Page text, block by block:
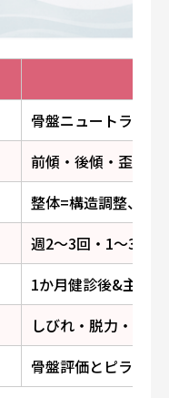
骨盤ニュートラル
前傾・後傾・歪みで
整体=構造調整、ピ
週2〜3回・1〜3か
1か月健診後&主治
しびれ・脱力・強
骨盤評価とピラティ